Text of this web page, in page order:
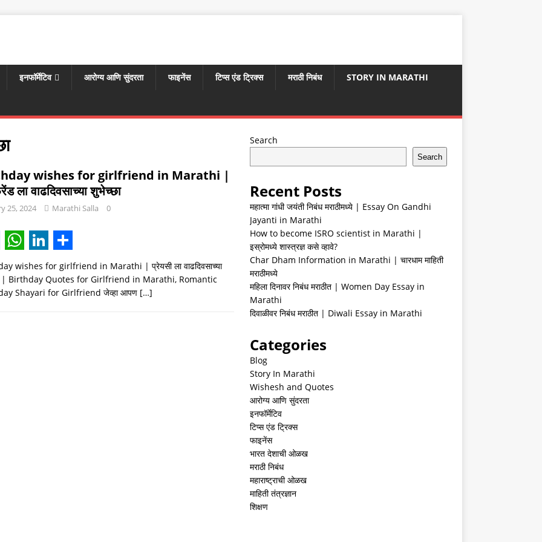
इनफॉर्मेटिव आरोग्य आणि सुंदरता फाइनेंस टिप्स एंड ट्रिक्स मराठी निबंध STORY IN MARATHI
wishes for girlfriend in Marathi |
ला वाढदिवसाच्या शुभेच्छा
25, 2024 Marathi Salla 0
W
h
a
L
i
n
S
h
a
wishes for girlfriend in Marathi | प्रेयसी ला वाढदिवसाच्या
| Birthday Quotes for Girlfriend in Marathi, Romantic
Shayari for Girlfriend जेव्हा आपण […]
Search
Search
Recent Posts
महात्मा गांधी जयंती निबंध मराठीमध्ये | Essay On Gandhi
Jayanti in Marathi
How to become ISRO scientist in Marathi |
इस्रोमध्ये शास्त्रज्ञ कसे व्हावे?
Char Dham Information in Marathi | चारधाम माहिती
मराठीमध्ये
महिला दिनावर निबंध मराठीत | Women Day Essay in
Marathi
दिवाळीवर निबंध मराठीत | Diwali Essay in Marathi
Categories
Blog
Story In Marathi
Wishesh and Quotes
आरोग्य आणि सुंदरता
इनफॉर्मेटिव
टिप्स एंड ट्रिक्स
फाइनेंस
भारत देशाची ओळख
मराठी निबंध
महाराष्ट्राची ओळख
माहिती तंत्रज्ञान
शिक्षण